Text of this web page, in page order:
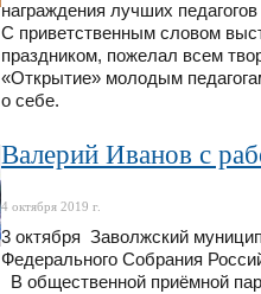
награждения лучших
С приветственным словом
праздником, пожелал всем
«Открытие» молодым
о себе.
Валерий Иванов с
4 октября 2019 г.
3 октября Заволжский
Федерального Собрания
В общественной приёмной